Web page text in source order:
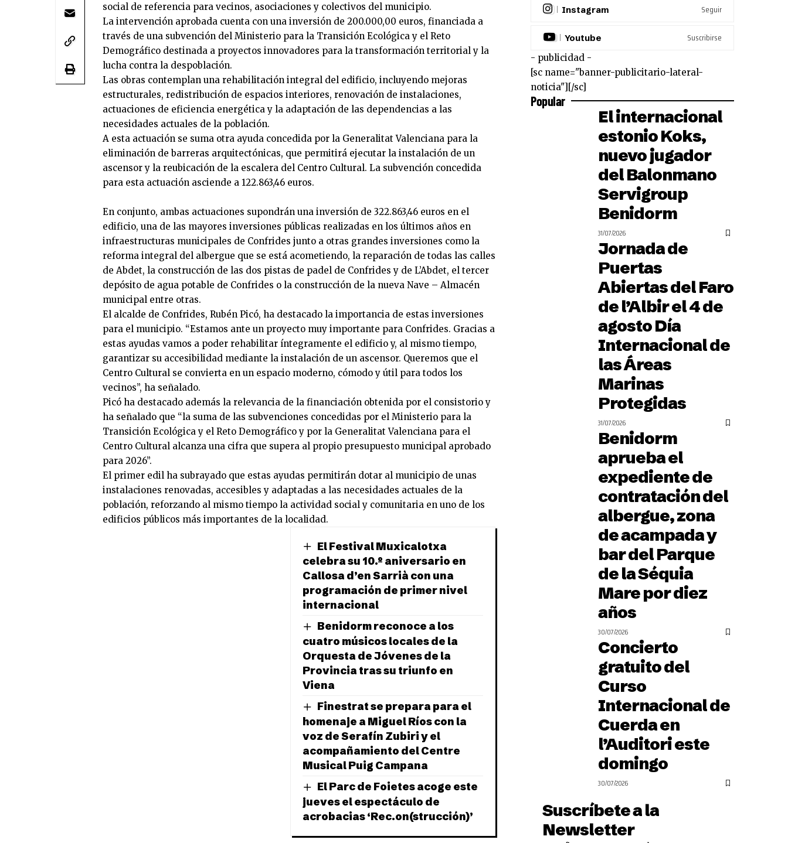
social de referencia para vecinos, asociaciones y colectivos del municipio.
La intervención aprobada cuenta con una inversión de 200.000,00 euros, financiada a
través de una subvención del Ministerio para la Transición Ecológica y el Reto
Demográfico destinada a proyectos innovadores para la transformación territorial y la
lucha contra la despoblación.
Las obras contemplan una rehabilitación integral del edificio, incluyendo mejoras
estructurales, redistribución de espacios interiores, renovación de instalaciones,
actuaciones de eficiencia energética y la adaptación de las dependencias a las
necesidades actuales de la población.
A esta actuación se suma otra ayuda concedida por la Generalitat Valenciana para la
eliminación de barreras arquitectónicas, que permitirá ejecutar la instalación de un
ascensor y la reubicación de la escalera del Centro Cultural. La subvención concedida
para esta actuación asciende a 122.863,46 euros.
En conjunto, ambas actuaciones supondrán una inversión de 322.863,46 euros en el
edificio, una de las mayores inversiones públicas realizadas en los últimos años en
infraestructuras municipales de Confrides junto a otras grandes inversiones como la
reforma integral del albergue que se está acometiendo, la reparación de todas las calles
de Abdet, la construcción de las dos pistas de padel de Confrides y de L’Abdet, el tercer
depósito de agua potable de Confrides o la construcción de la nueva Nave – Almacén
municipal entre otras.
El alcalde de Confrides, Rubén Picó, ha destacado la importancia de estas inversiones
para el municipio. “Estamos ante un proyecto muy importante para Confrides. Gracias a
estas ayudas vamos a poder rehabilitar íntegramente el edificio y, al mismo tiempo,
garantizar su accesibilidad mediante la instalación de un ascensor. Queremos que el
Centro Cultural se convierta en un espacio moderno, cómodo y útil para todos los
vecinos”, ha señalado.
Picó ha destacado además la relevancia de la financiación obtenida por el consistorio y
ha señalado que “la suma de las subvenciones concedidas por el Ministerio para la
Transición Ecológica y el Reto Demográfico y por la Generalitat Valenciana para el
Centro Cultural alcanza una cifra que supera al propio presupuesto municipal aprobado
para 2026”.
El primer edil ha subrayado que estas ayudas permitirán dotar al municipio de unas
instalaciones renovadas, accesibles y adaptadas a las necesidades actuales de la
población, reforzando al mismo tiempo la actividad social y comunitaria en uno de los
edificios públicos más importantes de la localidad.
El Festival Muxicalotxa
celebra su 10.º aniversario en
Callosa d’en Sarrià con una
programación de primer nivel
internacional
Benidorm reconoce a los
cuatro músicos locales de la
Orquesta de Jóvenes de la
Provincia tras su triunfo en
Viena
Finestrat se prepara para el
homenaje a Miguel Ríos con la
voz de Serafín Zubiri y el
acompañamiento del Centre
Musical Puig Campana
El Parc de Foietes acoge este
jueves el espectáculo de
acrobacias ‘Rec.on(strucción)’
Instagram Seguir
Youtube Suscribirse
- publicidad -
[sc name="banner-publicitario-lateral-
noticia"][/sc]
Popular
El internacional
estonio Koks,
nuevo jugador
del Balonmano
Servigroup
Benidorm
31/07/2026
Jornada de
Puertas
Abiertas del Faro
de l’Albir el 4 de
agosto Día
Internacional de
las Áreas
Marinas
Protegidas
31/07/2026
Benidorm
aprueba el
expediente de
contratación del
albergue, zona
de acampada y
bar del Parque
de la Séquia
Mare por diez
años
30/07/2026
Concierto
gratuito del
Curso
Internacional de
Cuerda en
l’Auditori este
domingo
30/07/2026
Suscríbete a la
Newsletter